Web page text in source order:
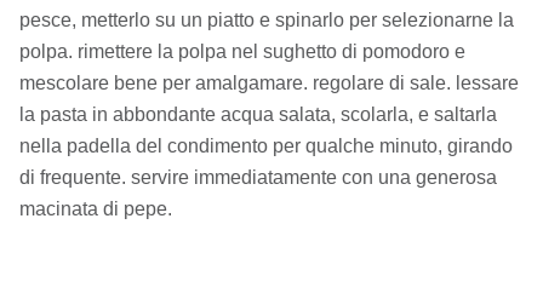
pesce, metterlo su un piatto e spinarlo per selezionarne la
polpa. rimettere la polpa nel sughetto di pomodoro e
mescolare bene per amalgamare. regolare di sale. lessare
la pasta in abbondante acqua salata, scolarla, e saltarla
nella padella del condimento per qualche minuto, girando
di frequente. servire immediatamente con una generosa
macinata di pepe.